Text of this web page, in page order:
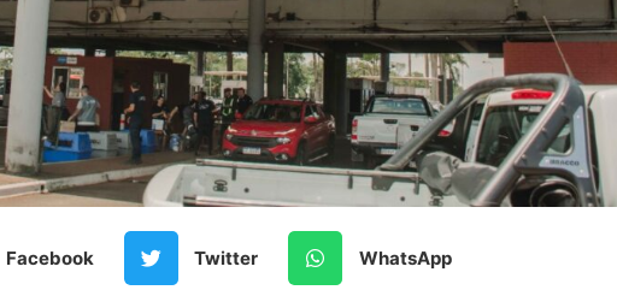
Facebook Twitter WhatsApp